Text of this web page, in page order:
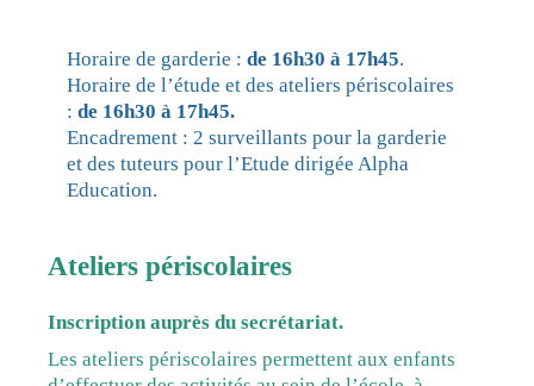
Horaire de garderie : de 16h30 à 17h45.
Horaire de l’étude et des ateliers périscolaires
: de 16h30 à 17h45.
Encadrement : 2 surveillants pour la garderie
et des tuteurs pour l’Etude dirigée Alpha
Education.
Ateliers périscolaires
Inscription auprès du secrétariat.
Les ateliers périscolaires permettent aux enfants